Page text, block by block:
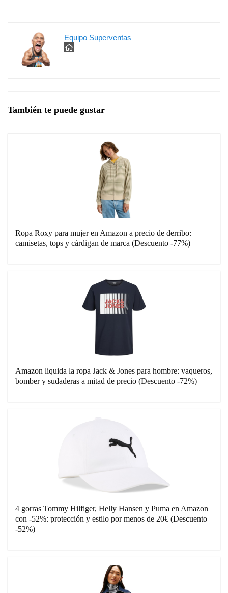
Equipo Superventas
También te puede gustar
Ropa Roxy para mujer en Amazon a precio de derribo:
camisetas, tops y cárdigan de marca (Descuento -77%)
Amazon liquida la ropa Jack & Jones para hombre: vaqueros,
bomber y sudaderas a mitad de precio (Descuento -72%)
4 gorras Tommy Hilfiger, Helly Hansen y Puma en Amazon
con -52%: protección y estilo por menos de 20€ (Descuento
-52%)